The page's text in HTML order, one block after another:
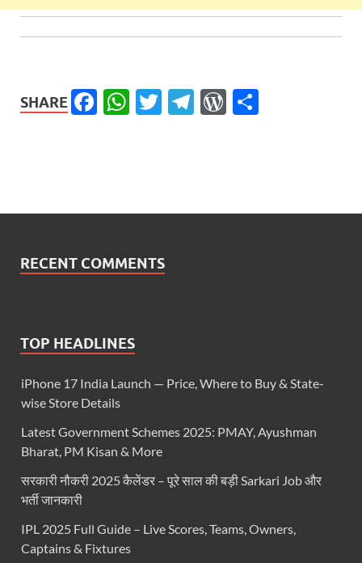
SHARE Facebook
WhatsApp
Twitter
Telegram
WordPress
RECENT COMMENTS
TOP HEADLINES
iPhone 17 India Launch — Price, Where to Buy & State-
wise Store Details
Latest Government Schemes 2025: PMAY, Ayushman
Bharat, PM Kisan & More
सरकारी नौकरी 2025 कैलेंडर – पूरे साल की बड़ी Sarkari Job और
भर्ती जानकारी
IPL 2025 Full Guide – Live Scores, Teams, Owners,
Captains & Fixtures